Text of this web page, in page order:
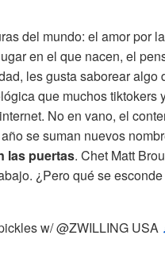
del mundo: el amor por la
en el que nacen, el
les gusta saborear algo
que muchos tiktokers
No en vano, el
se suman nuevos
las puertas. Chet Matt
¿Pero qué se
w/ @ZWILLING USA